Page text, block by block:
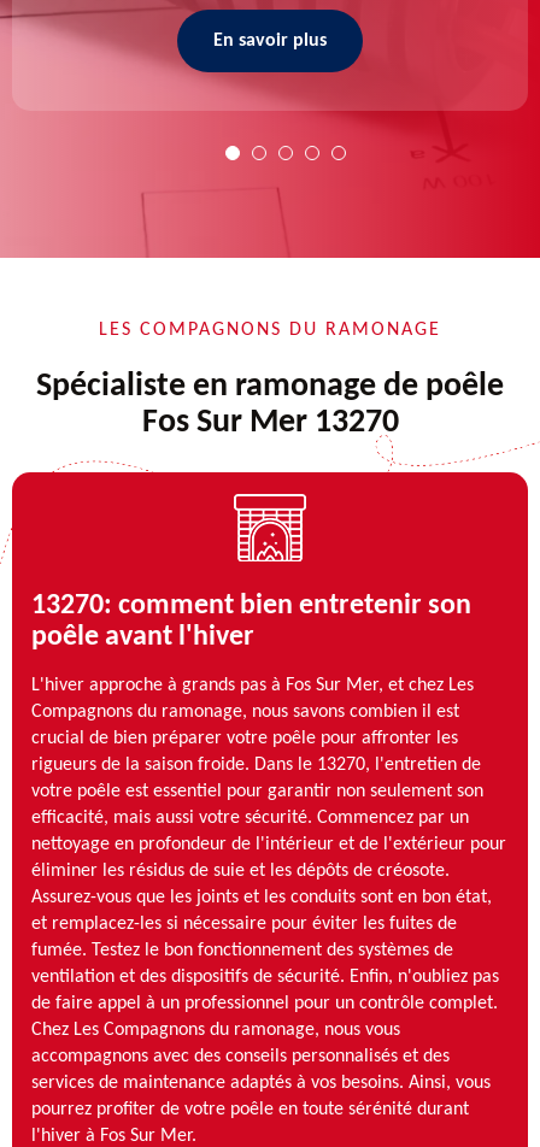
En savoir plus
LES COMPAGNONS DU RAMONAGE
Spécialiste en ramonage de poêle
Fos Sur Mer 13270
13270: comment bien entretenir son
poêle avant l'hiver
L'hiver approche à grands pas à Fos Sur Mer, et chez Les
Compagnons du ramonage, nous savons combien il est
crucial de bien préparer votre poêle pour affronter les
rigueurs de la saison froide. Dans le 13270, l'entretien de
votre poêle est essentiel pour garantir non seulement son
efficacité, mais aussi votre sécurité. Commencez par un
nettoyage en profondeur de l'intérieur et de l'extérieur pour
éliminer les résidus de suie et les dépôts de créosote.
Assurez-vous que les joints et les conduits sont en bon état,
et remplacez-les si nécessaire pour éviter les fuites de
fumée. Testez le bon fonctionnement des systèmes de
ventilation et des dispositifs de sécurité. Enfin, n'oubliez pas
de faire appel à un professionnel pour un contrôle complet.
Chez Les Compagnons du ramonage, nous vous
accompagnons avec des conseils personnalisés et des
services de maintenance adaptés à vos besoins. Ainsi, vous
pourrez profiter de votre poêle en toute sérénité durant
l'hiver à Fos Sur Mer.